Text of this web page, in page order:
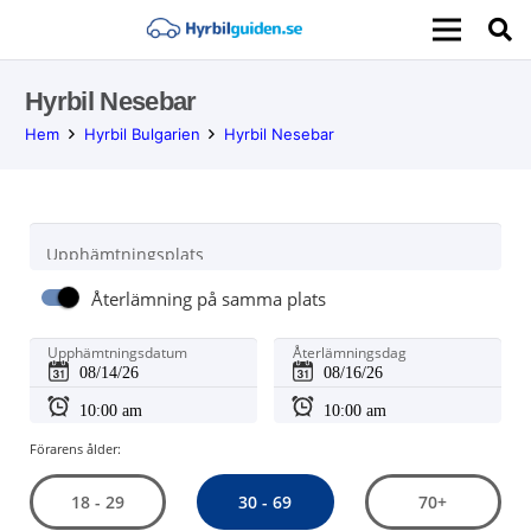
Hyrbil Nesebar
Hem Hyrbil Bulgarien Hyrbil Nesebar
Upphämtningsplats
Återlämning på samma plats
Upphämtningsdatum Återlämningsdag
Förarens ålder:
18 - 29 30 - 69 70+